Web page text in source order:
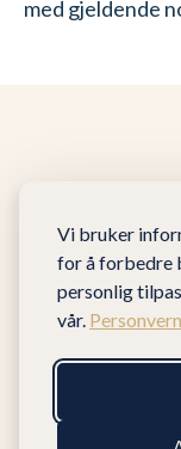
Vi bruker
for å forbedre
personlig
vår.
med gjeldende